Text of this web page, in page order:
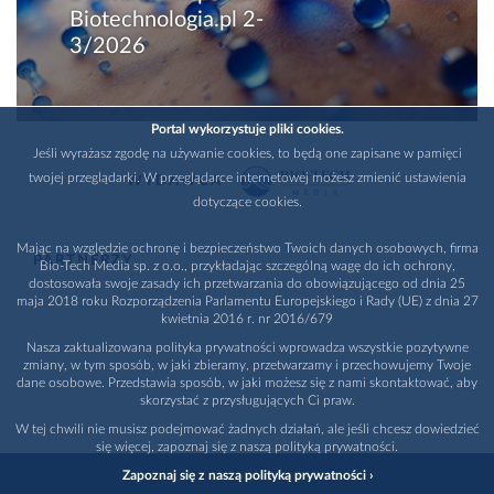
Biotechnologia.pl 2-
3/2026
WYDAWCA
PARTNERZY
Portal wykorzystuje pliki cookies.
Jeśli wyrażasz zgodę na używanie cookies, to będą one zapisane w pamięci
twojej przeglądarki. W przeglądarce internetowej możesz zmienić ustawienia
dotyczące cookies.
Mając na względzie ochronę i bezpieczeństwo Twoich danych osobowych, firma
Bio-Tech Media sp. z o.o., przykładając szczególną wagę do ich ochrony,
dostosowała swoje zasady ich przetwarzania do obowiązującego od dnia 25
maja 2018 roku Rozporządzenia Parlamentu Europejskiego i Rady (UE) z dnia 27
kwietnia 2016 r. nr 2016/679
Nasza zaktualizowana polityka prywatności wprowadza wszystkie pozytywne
zmiany, w tym sposób, w jaki zbieramy, przetwarzamy i przechowujemy Twoje
dane osobowe. Przedstawia sposób, w jaki możesz się z nami skontaktować, aby
skorzystać z przysługujących Ci praw.
W tej chwili nie musisz podejmować żadnych działań, ale jeśli chcesz dowiedzieć
się więcej, zapoznaj się z naszą polityką prywatności.
Zapoznaj się z naszą polityką prywatności ›